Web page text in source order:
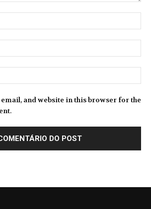
email, and website in this browser for the